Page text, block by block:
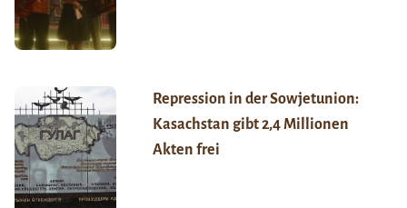
Repression in der Sowjetunion:
Kasachstan gibt 2,4 Millionen
Akten frei